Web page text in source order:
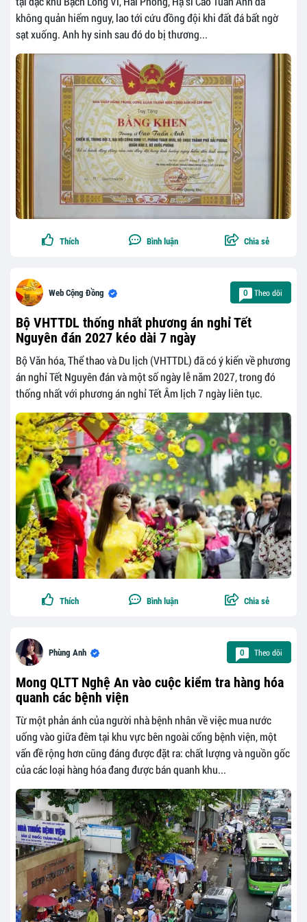
không quản hiểm nguy, lao tới cứu đồng đội khi đất đá bất ngờ
sạt xuống. Anh hy sinh sau đó do bị thương...
Thích Bình luận Chia sẻ
Web Cộng Đồng 0 Theo dõi
Bộ VHTTDL thống nhất phương án nghỉ Tết
Nguyên đán 2027 kéo dài 7 ngày
Bộ Văn hóa, Thể thao và Du lịch (VHTTDL) đã có ý kiến về phương
án nghỉ Tết Nguyên đán và một số ngày lễ năm 2027, trong đó
thống nhất với phương án nghỉ Tết Âm lịch 7 ngày liên tục.
Thích Bình luận Chia sẻ
Phùng Anh 0 Theo dõi
Mong QLTT Nghệ An vào cuộc kiểm tra hàng hóa
quanh các bệnh viện
Từ một phản ánh của người nhà bệnh nhân về việc mua nước
uống vào giữa đêm tại khu vực bên ngoài cổng bệnh viện, một
vấn đề rộng hơn cũng đáng được đặt ra: chất lượng và nguồn gốc
của các loại hàng hóa đang được bán quanh khu...